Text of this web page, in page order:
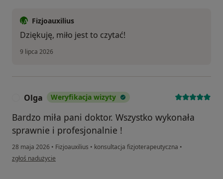
Fizjoauxilius
Dziękuję, miło jest to czytać!
9 lipca 2026
Olga Weryfikacja wizyty
Bardzo miła pani doktor. Wszystko wykonała
sprawnie i profesjonalnie !
28 maja 2026 • Fizjoauxilius • konsultacja fizjoterapeutyczna •
w opinii użytkownika Olga
zgłoś nadużycie